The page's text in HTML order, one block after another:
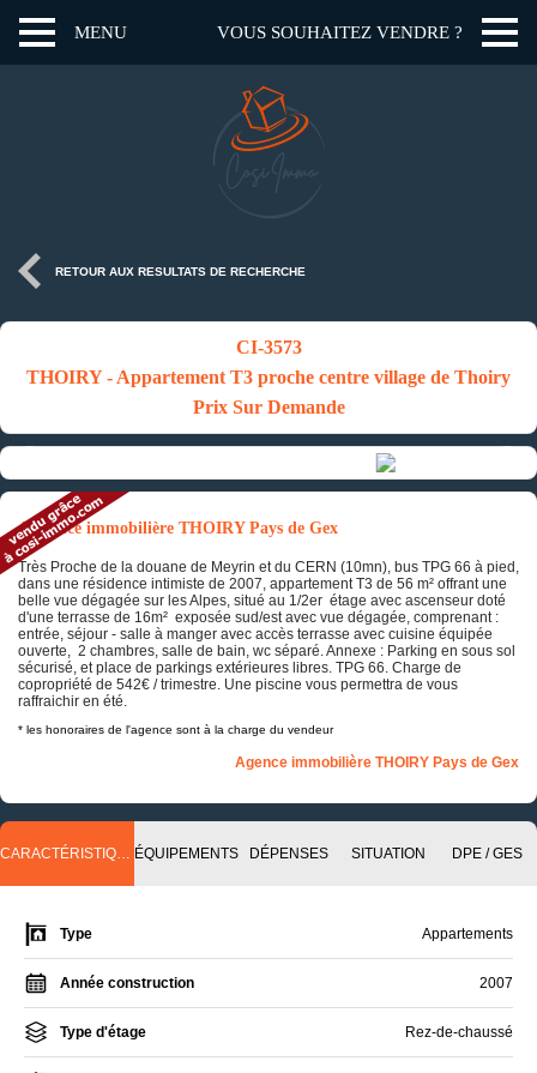
MENU VOUS SOUHAITEZ VENDRE ?
RETOUR AUX RESULTATS DE RECHERCHE
CI-3573
THOIRY - Appartement T3 proche centre village de Thoiry
Prix Sur Demande
Annonce immobilière THOIRY Pays de Gex
Très Proche de la douane de Meyrin et du CERN (10mn), bus TPG 66 à pied,
dans une résidence intimiste de 2007, appartement T3 de 56 m² offrant une
belle vue dégagée sur les Alpes, situé au 1/2er étage avec ascenseur doté
d'une terrasse de 16m² exposée sud/est avec vue dégagée, comprenant :
entrée, séjour - salle à manger avec accès terrasse avec cuisine équipée
ouverte, 2 chambres, salle de bain, wc séparé. Annexe : Parking en sous sol
sécurisé, et place de parkings extérieures libres. TPG 66. Charge de
copropriété de 542€ / trimestre. Une piscine vous permettra de vous
raffraichir en été.
* les honoraires de l'agence sont à la charge du vendeur
Agence immobilière THOIRY Pays de Gex
CARACTÉRISTIQUES ÉQUIPEMENTS DÉPENSES SITUATION DPE / GES
Type Appartements
Année construction 2007
Type d'étage Rez-de-chaussé